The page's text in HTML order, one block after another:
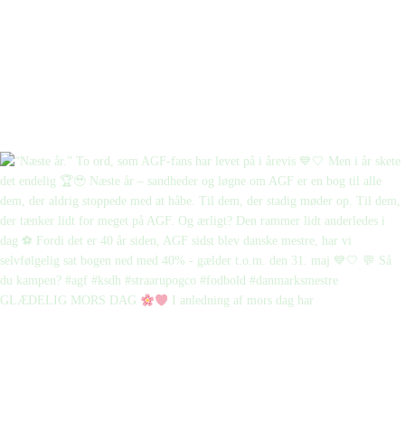
GLÆDELIG MORS DAG I anledning af mors dag har